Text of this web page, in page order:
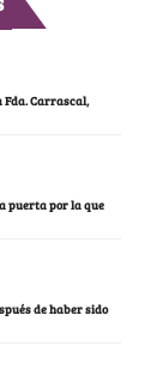
Fda. Carrascal,
puerta por la que
de haber sido